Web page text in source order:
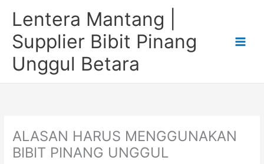
Lentera Mantang |
Supplier Bibit Pinang
Unggul Betara
ALASAN HARUS MENGGUNAKAN
BIBIT PINANG UNGGUL